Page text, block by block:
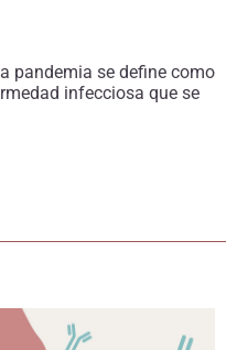
pandemia se define como
infecciosa que se